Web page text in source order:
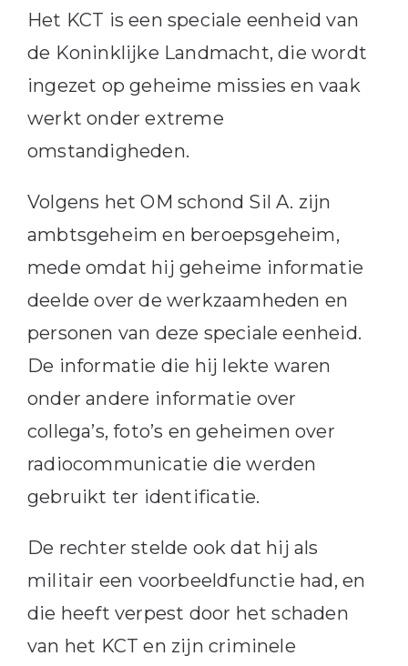
Het KCT is een speciale eenheid van
de Koninklijke Landmacht, die wordt
ingezet op geheime missies en vaak
werkt onder extreme
omstandigheden.
Volgens het OM schond Sil A. zijn
ambtsgeheim en beroepsgeheim,
mede omdat hij geheime informatie
deelde over de werkzaamheden en
personen van deze speciale eenheid.
De informatie die hij lekte waren
onder andere informatie over
collega’s, foto’s en geheimen over
radiocommunicatie die werden
gebruikt ter identificatie.
De rechter stelde ook dat hij als
militair een voorbeeldfunctie had, en
die heeft verpest door het schaden
van het KCT en zijn criminele